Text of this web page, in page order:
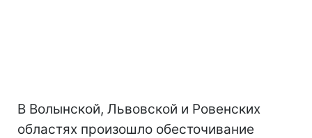
В Волынской, Львовской и Ровенских
областях произошло обесточивание